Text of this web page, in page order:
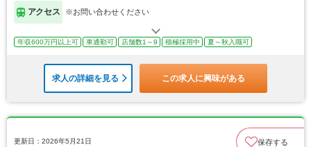
アクセス ※お問い合わせください
年収600万円以上可 車通勤可 店舗数1～9 積極採用中 夏～秋入職可
求人の詳細を見る この求人に興味がある
更新日：2026年5月21日 保存する